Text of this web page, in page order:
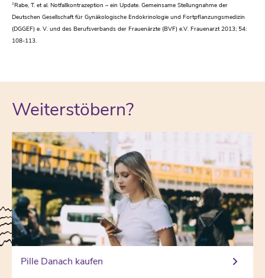
2Rabe, T. et al. Notfallkontrazeption – ein Update. Gemeinsame Stellungnahme der
Deutschen Gesellschaft für Gynäkologische Endokrinologie und Fortpflanzungsmedizin
(DGGEF) e. V. und des Berufsverbands der Frauenärzte (BVF) e.V. Frauenarzt 2013; 54:
108-113.
Weiterstöbern?
Pille Danach kaufen